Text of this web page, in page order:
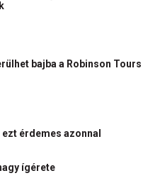
bajba a Robinson Tours
érdemes azonnal
ígérete